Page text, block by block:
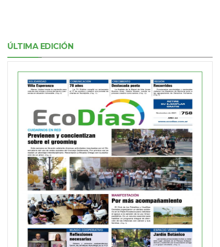
ÚLTIMA EDICIÓN